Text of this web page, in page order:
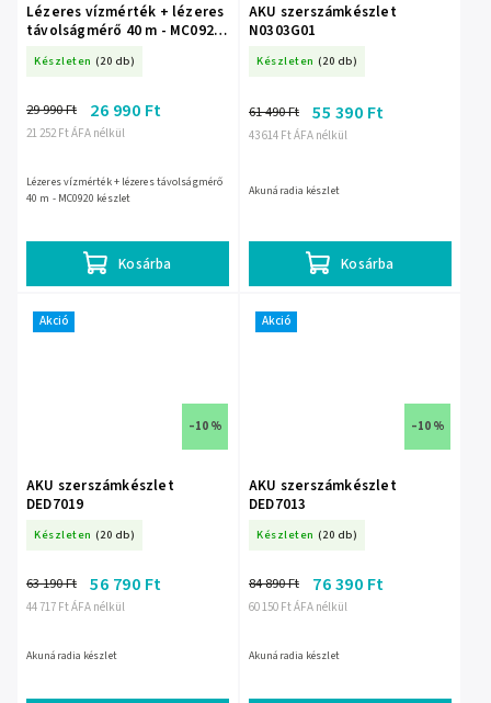
Lézeres vízmérték + lézeres
távolságmérő 40 m - MC0920
Készleten (20 db)
21 252 Ft ÁFA nélkül
29 990 Ft 26 990 Ft
Kosárba
Lézeres vízmérték + lézeres távolságmérő
40 m - MC0920 készlet
AKU szerszámkészlet
N0303G01
Készleten (20 db)
43 614 Ft ÁFA nélkül
61 490 Ft 55 390 Ft
Kosárba
Akunáradia készlet
Akció
–10 %
AKU szerszámkészlet
DED7019
Készleten (20 db)
44 717 Ft ÁFA nélkül
63 190 Ft 56 790 Ft
Akunáradia készlet
Akció
–10 %
AKU szerszámkészlet
DED7013
Készleten (20 db)
60 150 Ft ÁFA nélkül
84 890 Ft 76 390 Ft
Akunáradia készlet